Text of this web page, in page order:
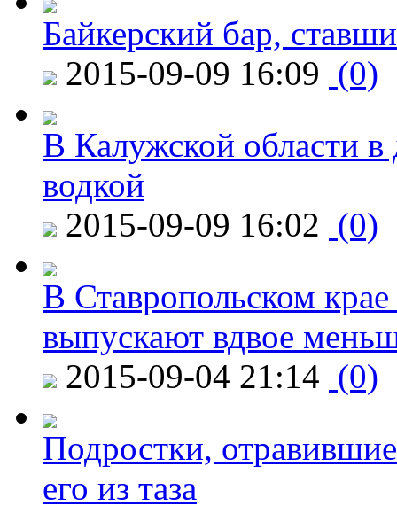
Байкерский бар,
2015-09-09 16:09 (0)
В Калужской области в
водкой
2015-09-09 16:02 (0)
В Ставропольском
выпускают вдвое
2015-09-04 21:14 (0)
Подростки,
его из таза